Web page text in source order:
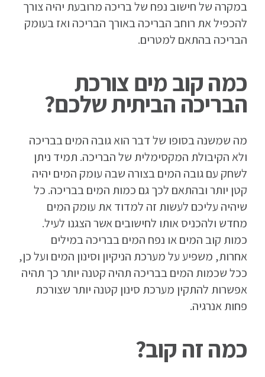
במקרה של חישוב נפח של בריכה מרובעת יהיה צורך
להכפיל את רוחב הבריכה באורך הבריכה ואז בעומק
הבריכה בהתאם למטרים.
כמה קוב מים צורכת
הבריכה הביתית שלכם?
מה שמשנה בסופו של דבר הוא גובה המים בבריכה
ולא הקיבולת המקסימלית של הבריכה. תמיד ניתן
לשחק עם גובה המים בצורה שבה עומק המים יהיה
קטן יותר ובהתאם לכך גם כמות המים בבריכה. כל
שיהיה עליכם לעשות זה למדוד את עומק המים
מחדש ולהכניס אותו לחישובים אשר הצגנו לעיל.
כמות קוב המים או נפח המים בבריכה במילים
אחרות, משפיע על מערכת הניקיון וסינון המים ועל כן,
ככל שכמות המים בבריכה תהיה קטנה יותר כך תהיה
אפשרות להתקין מערכת סינון קטנה יותר שצורכת
פחות אנרגיה.
כמה זה קוב?